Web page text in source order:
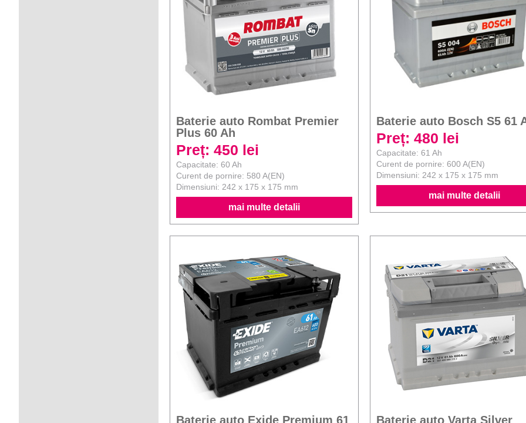
Baterie auto Rombat Premier
Plus 60 Ah
Preț: 450 lei
Capacitate: 60 Ah
Curent de pornire: 580 A(EN)
Dimensiuni: 242 x 175 x 175 mm
mai multe detalii
Baterie auto Bosch S5 61
Preț: 480 lei
Capacitate: 61 Ah
Curent de pornire: 600 A(EN)
Dimensiuni: 242 x 175 x 175 mm
mai multe detalii
Baterie auto Exide Premium 61 Baterie auto Varta Silver